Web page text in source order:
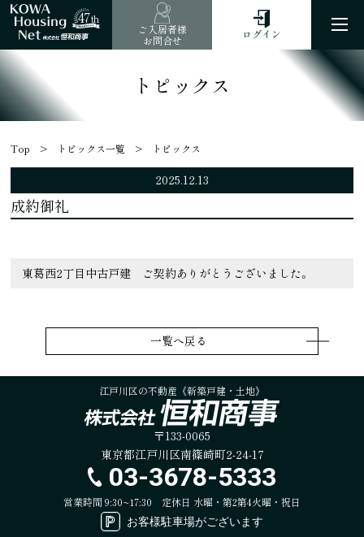
47th
ご入居者様
お問合せ
ログイン
トピックス
Top トピックス一覧 トピックス
2025.12.13
成約御礼
東葛西2丁目中古戸建 ご契約ありがとうございました。
一覧へ戻る
江戸川区の不動産《新築戸建・土地》
〒133-0065
東京都江戸川区南篠崎町2-24-17
03-3678-5333
営業時間 9:30~17:30 定休日 水曜・第2第4火曜・祝日
お客様駐車場がございます